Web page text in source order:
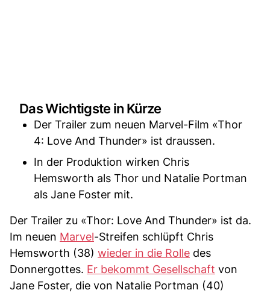
Das Wichtigste in Kürze
Der Trailer zum neuen Marvel-Film «Thor
4: Love And Thunder» ist draussen.
In der Produktion wirken Chris
Hemsworth als Thor und Natalie Portman
als Jane Foster mit.
Der Trailer zu «Thor: Love And Thunder» ist da.
Im neuen Marvel-Streifen schlüpft Chris
Hemsworth (38) wieder in die Rolle des
Donnergottes. Er bekommt Gesellschaft von
Jane Foster, die von Natalie Portman (40)